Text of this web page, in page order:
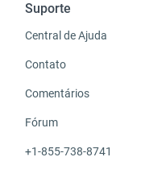
Suporte
Central de Ajuda
Contato
Comentários
Fórum
+1-855-738-8741